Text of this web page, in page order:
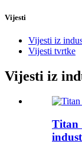
Vijesti
Vijesti iz
Vijesti tvrtke
Vijesti iz
Titan